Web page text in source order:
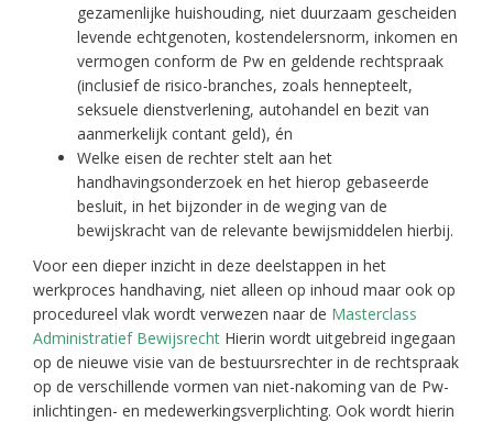
gezamenlijke huishouding, niet duurzaam gescheiden
levende echtgenoten, kostendelersnorm, inkomen en
vermogen conform de Pw en geldende rechtspraak
(inclusief de risico-branches, zoals hennepteelt,
seksuele dienstverlening, autohandel en bezit van
aanmerkelijk contant geld), én
Welke eisen de rechter stelt aan het
handhavingsonderzoek en het hierop gebaseerde
besluit, in het bijzonder in de weging van de
bewijskracht van de relevante bewijsmiddelen hierbij.
Voor een dieper inzicht in deze deelstappen in het
werkproces handhaving, niet alleen op inhoud maar ook op
procedureel vlak wordt verwezen naar de Masterclass
Administratief Bewijsrecht Hierin wordt uitgebreid ingegaan
op de nieuwe visie van de bestuursrechter in de rechtspraak
op de verschillende vormen van niet-nakoming van de Pw-
inlichtingen- en medewerkingsverplichting. Ook wordt hierin